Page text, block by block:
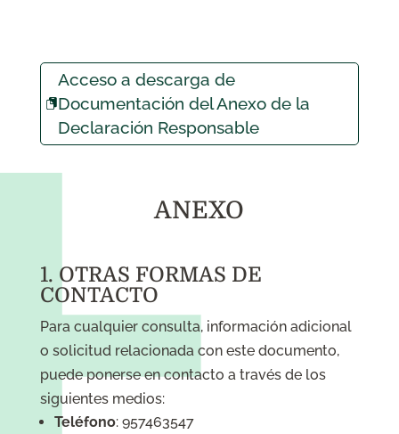
Acceso a descarga de
Documentación del Anexo de la
Declaración Responsable
ANEXO
1. OTRAS FORMAS DE
CONTACTO
Para cualquier consulta, información adicional
o solicitud relacionada con este documento,
puede ponerse en contacto a través de los
siguientes medios:
Teléfono: 957463547